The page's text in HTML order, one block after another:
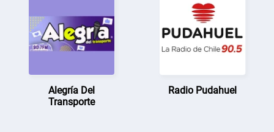
Alegría Del
Transporte
Radio Pudahuel